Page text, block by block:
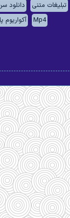
تبلیغات متنی دانلود
Mp4
آکواریوم